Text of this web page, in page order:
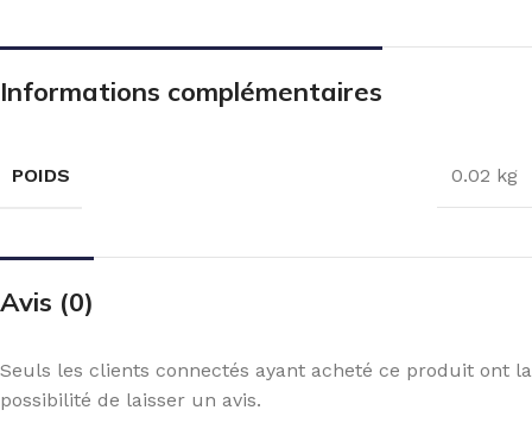
Informations complémentaires
POIDS 0.02 kg
Avis (0)
Seuls les clients connectés ayant acheté ce produit ont la
possibilité de laisser un avis.